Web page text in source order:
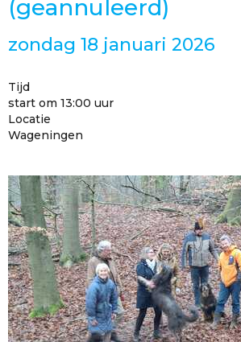
(geannuleerd)
zondag 18 januari 2026
Tijd
start om 13:00 uur
Locatie
Wageningen